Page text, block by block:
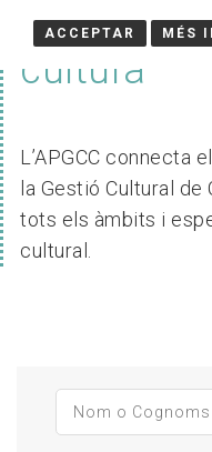
cultura
L’APGCC connecta
la Gestió Cultural de
tots els àmbits i
cultural.
ACCEPTAR MÉS